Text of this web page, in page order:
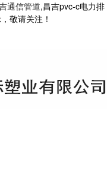
通信管道,昌吉pvc-c电力排
敬请关注！